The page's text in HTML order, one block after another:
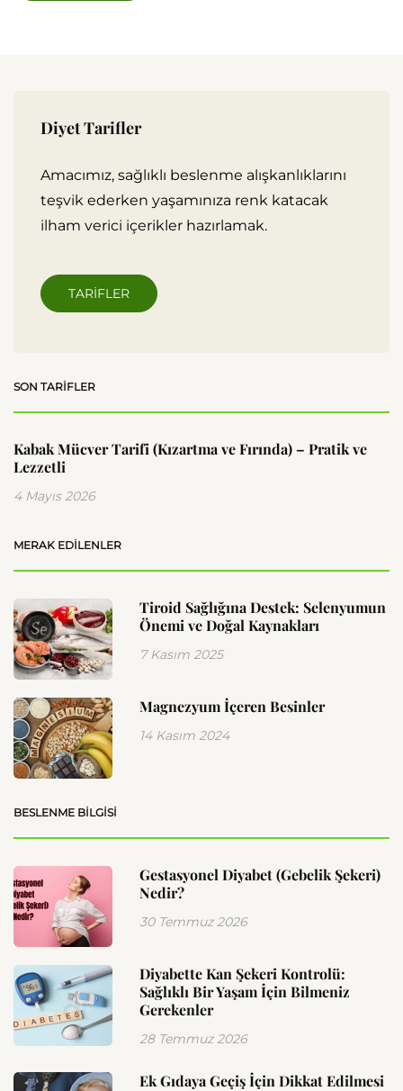
Diyet Tarifler
Amacımız, sağlıklı beslenme alışkanlıklarını
teşvik ederken yaşamınıza renk katacak
ilham verici içerikler hazırlamak.
TARIFLER
SON TARIFLER
Kabak Mücver Tarifi (Kızartma ve Fırında) – Pratik ve
Lezzetli
4 Mayıs 2026
MERAK EDILENLER
Tiroid Sağlığına Destek: Selenyumun
Önemi ve Doğal Kaynakları
7 Kasım 2025
Magnezyum İçeren Besinler
14 Kasım 2024
BESLENME BILGISI
Gestasyonel Diyabet (Gebelik Şekeri)
Nedir?
30 Temmuz 2026
Diyabette Kan Şekeri Kontrolü:
Sağlıklı Bir Yaşam İçin Bilmeniz
Gerekenler
28 Temmuz 2026
Ek Gıdaya Geçiş İçin Dikkat Edilmesi